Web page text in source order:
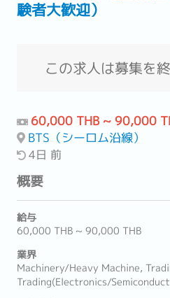
験者大歓迎）
この求人は募集を
60,000 THB ~ 90,000
BTS（シーロム沿線）
4日 前
概要
給与
60,000 THB ~ 90,000 THB
業界
Machinery/Heavy Machine,
Trading(Electronics/